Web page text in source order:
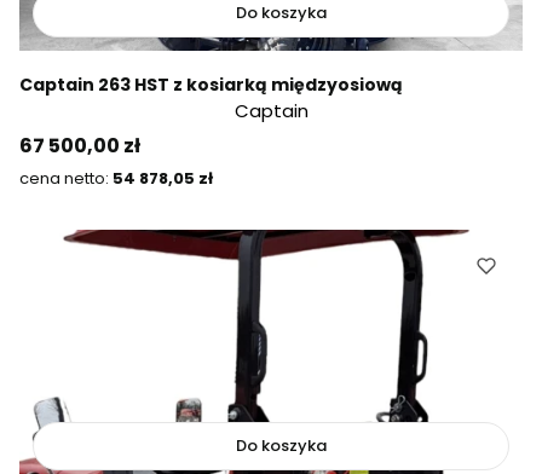
Do koszyka
Captain 263 HST z kosiarką międzyosiową
Captain
Cena
67 500,00 zł
Cena
54 878,05 zł
Do koszyka